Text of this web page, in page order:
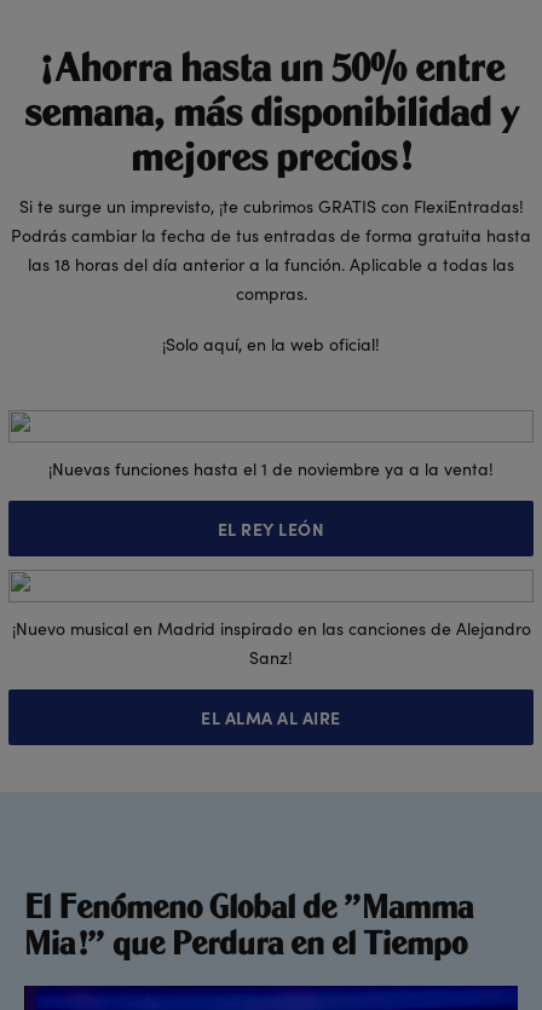
¡Ahorra hasta un 50% entre
semana, más disponibilidad y
mejores precios!
Si te surge un imprevisto, ¡te cubrimos GRATIS con FlexiEntradas!
Podrás cambiar la fecha de tus entradas de forma gratuita hasta
las 18 horas del día anterior a la función. Aplicable a todas las
compras.
¡Solo aquí, en la web oficial!
¡Nuevas funciones hasta el 1 de noviembre ya a la venta!
EL REY LEÓN
¡Nuevo musical en Madrid inspirado en las canciones de Alejandro
Sanz!
EL ALMA AL AIRE
El Fenómeno Global de "Mamma
Mia!" que Perdura en el Tiempo